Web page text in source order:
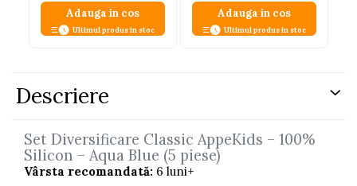
Adauga in cos
Ultimul produs in stoc
Adauga in cos
Ultimul produs in stoc
Descriere
Set Diversificare Classic AppeKids – 100%
Silicon – Aqua Blue (5 piese)
Vârsta recomandată: 6 luni+